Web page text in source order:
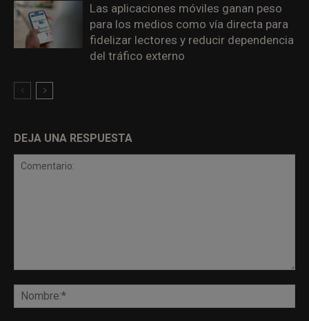
Las aplicaciones móviles ganan peso
para los medios como vía directa para
fidelizar lectores y reducir dependencia
del tráfico externo
DEJA UNA RESPUESTA